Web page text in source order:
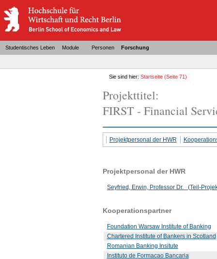
Studentisches Leben Module Personen Forschung
Sie sind hier:Startseite (Seite 71)
Projekttitel:
FIRST - Financial
Projektpersonal der HWR
Projektpersonal der HWR
Seyfried, Erwin, Professor Dr. (Teil-
Kooperationspartner
Foundation Warsaw Institute of Banking
Chartered Institute of Bankers in Scotland
Romanian Banking Insitute
Instituto de Formacao Bancaria